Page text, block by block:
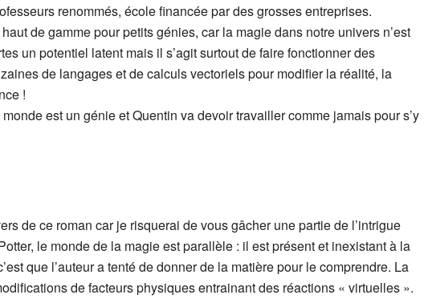
renommés, école financée par des grosses entreprises.
de gamme pour petits génies, car la magie dans notre univers n’est
un potentiel latent mais il s’agit surtout de faire fonctionner des
de langages et de calculs vectoriels pour modifier la réalité, la
!
est un génie et Quentin va devoir travailler comme jamais pour s’y
de ce roman car je risquerai de vous gâcher une partie de l’intrigue
le monde de la magie est parallèle : il est présent et inexistant à la
que l’auteur a tenté de donner de la matière pour le comprendre. La
de facteurs physiques entrainant des réactions « virtuelles ».